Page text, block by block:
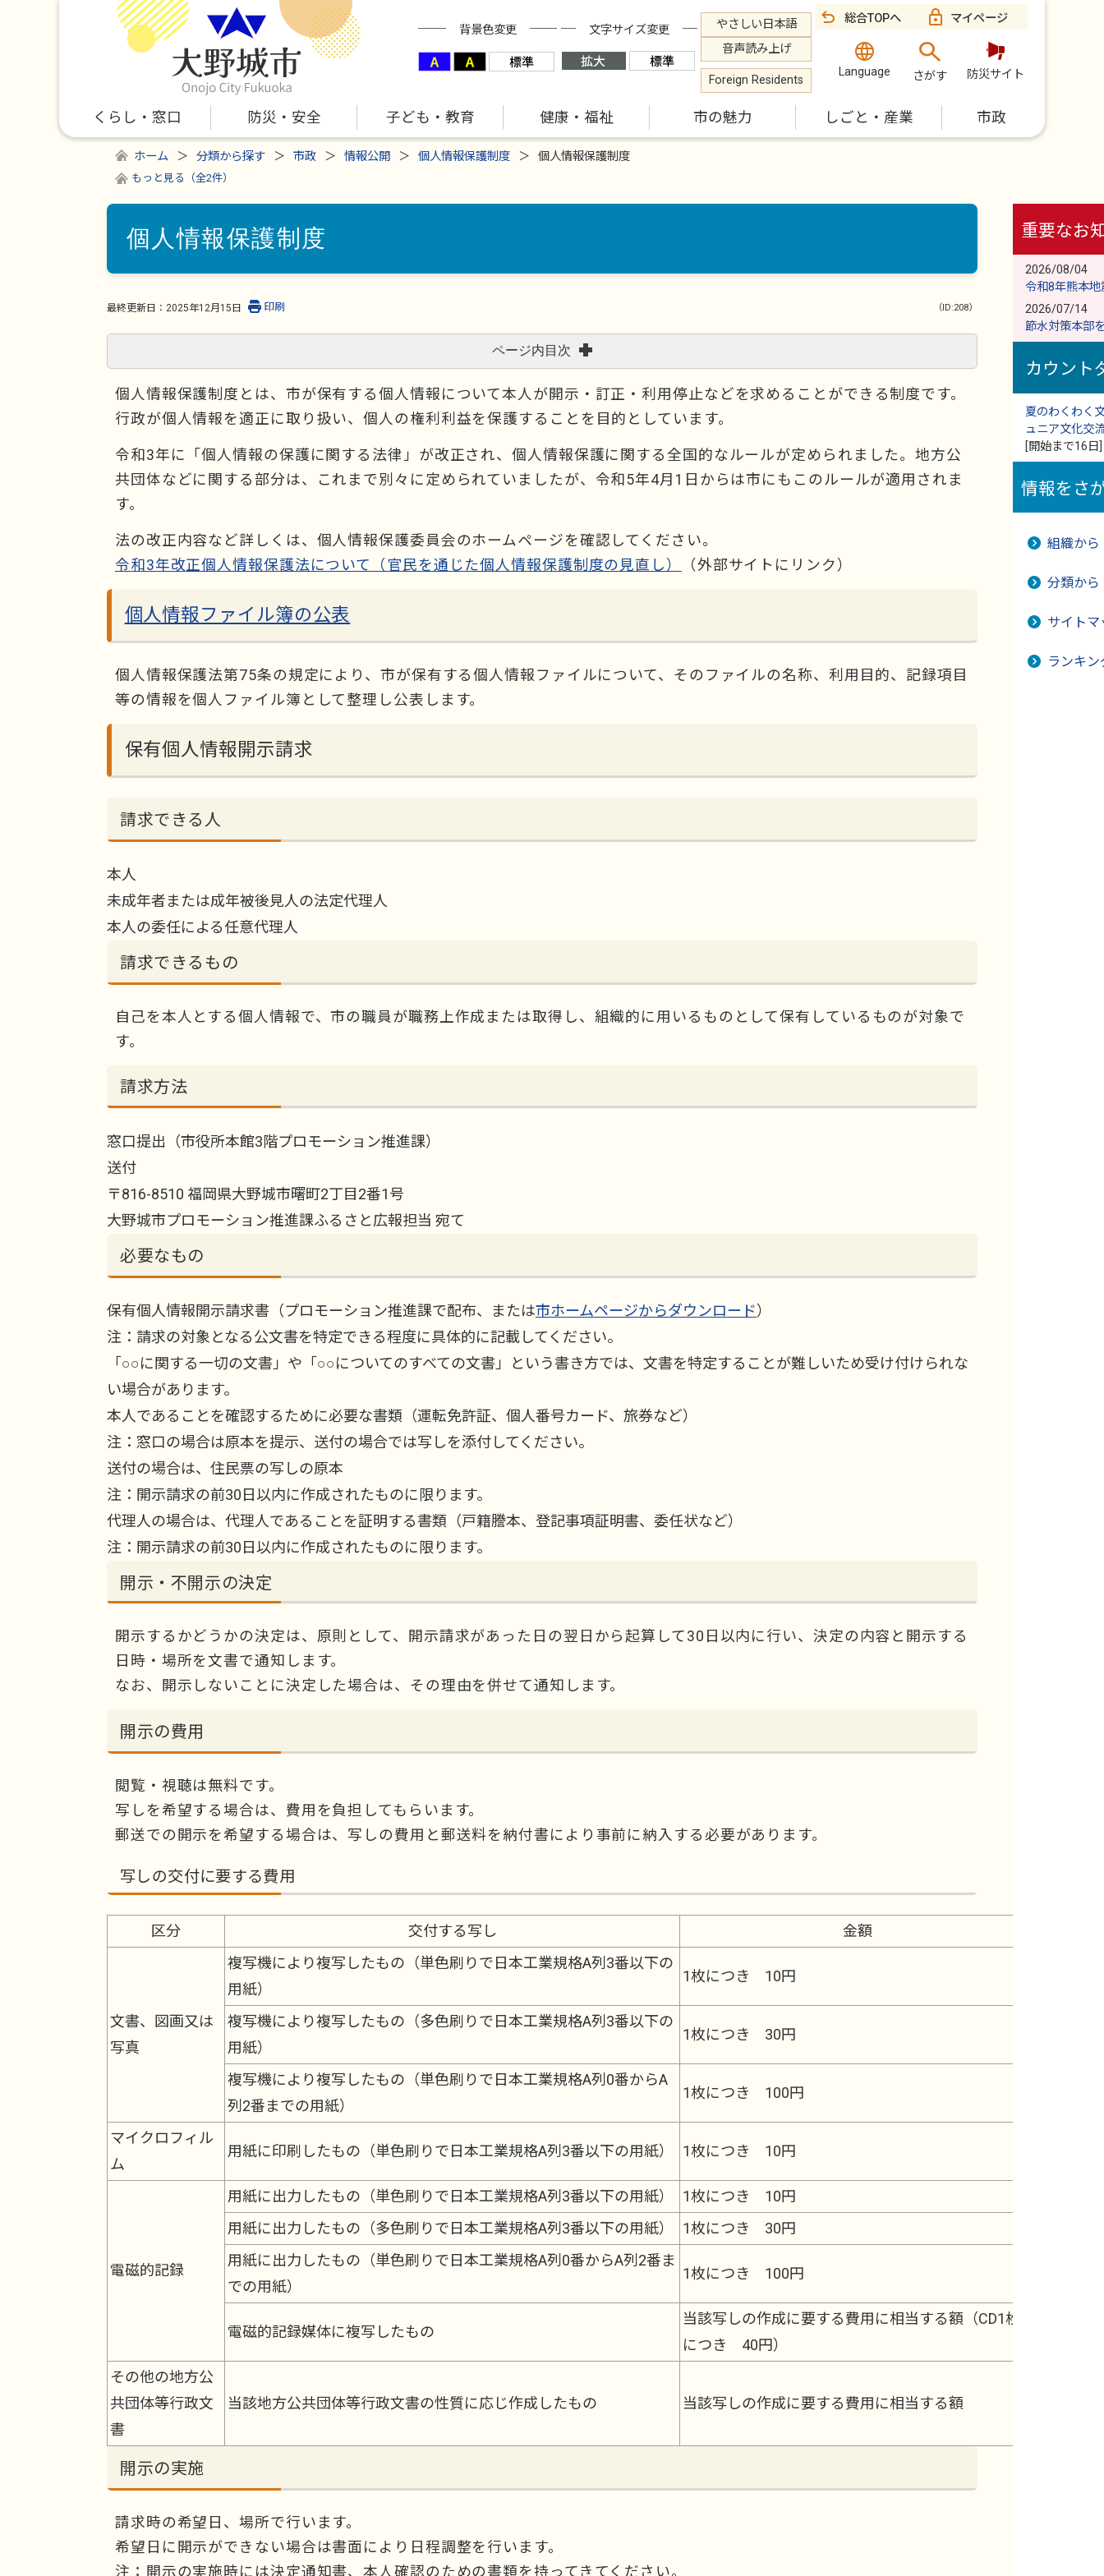
背景色変更 文字サイズ変更
やさしい日本語
音声読み上げ
Foreign Residents
総合TOPへ マイページ
Language さがす 防災サイト
くらし・窓口 防災・安全 子ども・教育 健康・福祉 市の魅力 しごと・産業 市政
ホーム 分類から探す 市政 情報公開 個人情報保護制度 個人情報保護制度
もっと見る（全2件）
個人情報保護制度
最終更新日： 2025年12月15日 （ID:208）
印刷
ページ内目次
個人情報保護制度とは、市が保有する個人情報について本人が開示・訂正・利用停止などを求めることができる制度です。
行政が個人情報を適正に取り扱い、個人の権利利益を保護することを目的としています。
令和3年に「個人情報の保護に関する法律」が改正され、個人情報保護に関する全国的なルールが定められました。地方公
共団体などに関する部分は、これまで別々に定められていましたが、令和5年4月1日からは市にもこのルールが適用されま
す。
法の改正内容など詳しくは、個人情報保護委員会のホームページを確認してください。
令和3年改正個人情報保護法について（官民を通じた個人情報保護制度の見直し）
（外部サイトにリンク）
個人情報ファイル簿の公表
個人情報保護法第75条の規定により、市が保有する個人情報ファイルについて、そのファイルの名称、利用目的、記録項目
等の情報を個人ファイル簿として整理し公表します。
保有個人情報開示請求
請求できる人
本人
未成年者または成年被後見人の法定代理人
本人の委任による任意代理人
請求できるもの
自己を本人とする個人情報で、市の職員が職務上作成または取得し、組織的に用いるものとして保有しているものが対象で
す。
請求方法
窓口提出（市役所本館3階プロモーション推進課）
送付
〒816-8510 福岡県大野城市曙町2丁目2番1号
大野城市プロモーション推進課ふるさと広報担当 宛て
必要なもの
保有個人情報開示請求書（プロモーション推進課で配布、または市ホームページからダウンロード）
注：請求の対象となる公文書を特定できる程度に具体的に記載してください。
「○○に関する一切の文書」や「○○についてのすべての文書」という書き方では、文書を特定することが難しいため受け付けられな
い場合があります。
本人であることを確認するために必要な書類（運転免許証、個人番号カード、旅券など）
注：窓口の場合は原本を提示、送付の場合では写しを添付してください。
送付の場合は、住民票の写しの原本
注：開示請求の前30日以内に作成されたものに限ります。
代理人の場合は、代理人であることを証明する書類（戸籍謄本、登記事項証明書、委任状など）
注：開示請求の前30日以内に作成されたものに限ります。
開示・不開示の決定
開示するかどうかの決定は、原則として、開示請求があった日の翌日から起算して30日以内に行い、決定の内容と開示する
日時・場所を文書で通知します。
なお、開示しないことに決定した場合は、その理由を併せて通知します。
開示の費用
閲覧・視聴は無料です。
写しを希望する場合は、費用を負担してもらいます。
郵送での開示を希望する場合は、写しの費用と郵送料を納付書により事前に納入する必要があります。
写しの交付に要する費用
区分 交付する写し 金額
文書、図画又は
写真
複写機により複写したもの（単色刷りで日本工業規格A列3番以下の
用紙）
1枚につき 10円
複写機により複写したもの（多色刷りで日本工業規格A列3番以下の
用紙）
1枚につき 30円
複写機により複写したもの（単色刷りで日本工業規格A列0番からA
列2番までの用紙）
1枚につき 100円
マイクロフィル
ム
用紙に印刷したもの（単色刷りで日本工業規格A列3番以下の用紙） 1枚につき 10円
電磁的記録
用紙に出力したもの（単色刷りで日本工業規格A列3番以下の用紙）
1枚につき 10円
用紙に出力したもの（多色刷りで日本工業規格A列3番以下の用紙）
1枚につき 30円
用紙に出力したもの（単色刷りで日本工業規格A列0番からA列2番ま
での用紙）
1枚につき 100円
電磁的記録媒体に複写したもの
当該写しの作成に要する費用に相当する額（CD1枚
につき 40円）
その他の地方公
共団体等行政文
書
当該地方公共団体等行政文書の性質に応じ作成したもの 当該写しの作成に要する費用に相当する額
開示の実施
請求時の希望日、場所で行います。
希望日に開示ができない場合は書面により日程調整を行います。
注：開示の実施時には決定通知書、本人確認のための書類を持ってきてください。
重要なお
2026/08/04
令和8年熊本
2026/07/14
節水対策本部
カウント
夏のわくわく
ュニア文化交
[開始まで16日]
情報をさ
組織から
分類から
サイトマ
ランキン